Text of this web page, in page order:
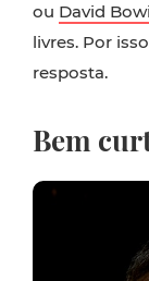
ou David
livres. Por
resposta.
Bem